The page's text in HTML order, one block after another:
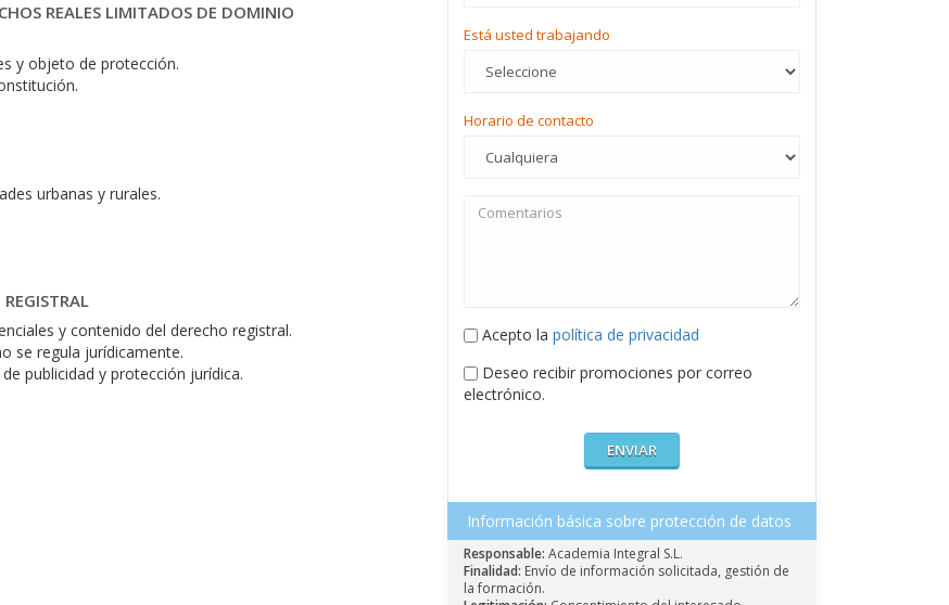
REALES LIMITADOS DE DOMINIO
y objeto de protección.
urbanas y rurales.
y contenido del derecho registral.
se regula jurídicamente.
publicidad y protección jurídica.
Está usted trabajando
Horario de contacto
Acepto la política de privacidad
Deseo recibir promociones por correo
electrónico.
Información básica sobre protección de datos
Responsable: Academia Integral S.L.
Finalidad: Envío de información solicitada, gestión de
la formación.